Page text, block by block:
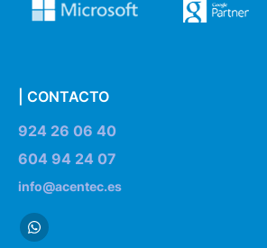
| CONTACTO
924 26 06 40
604 94 24 07
info@acentec.es